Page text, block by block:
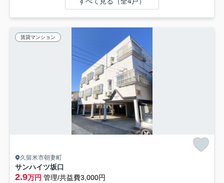
賃貸マンション
久留米市朝妻町
サンハイツ坂口
2.9万円 管理/共益費3,000円